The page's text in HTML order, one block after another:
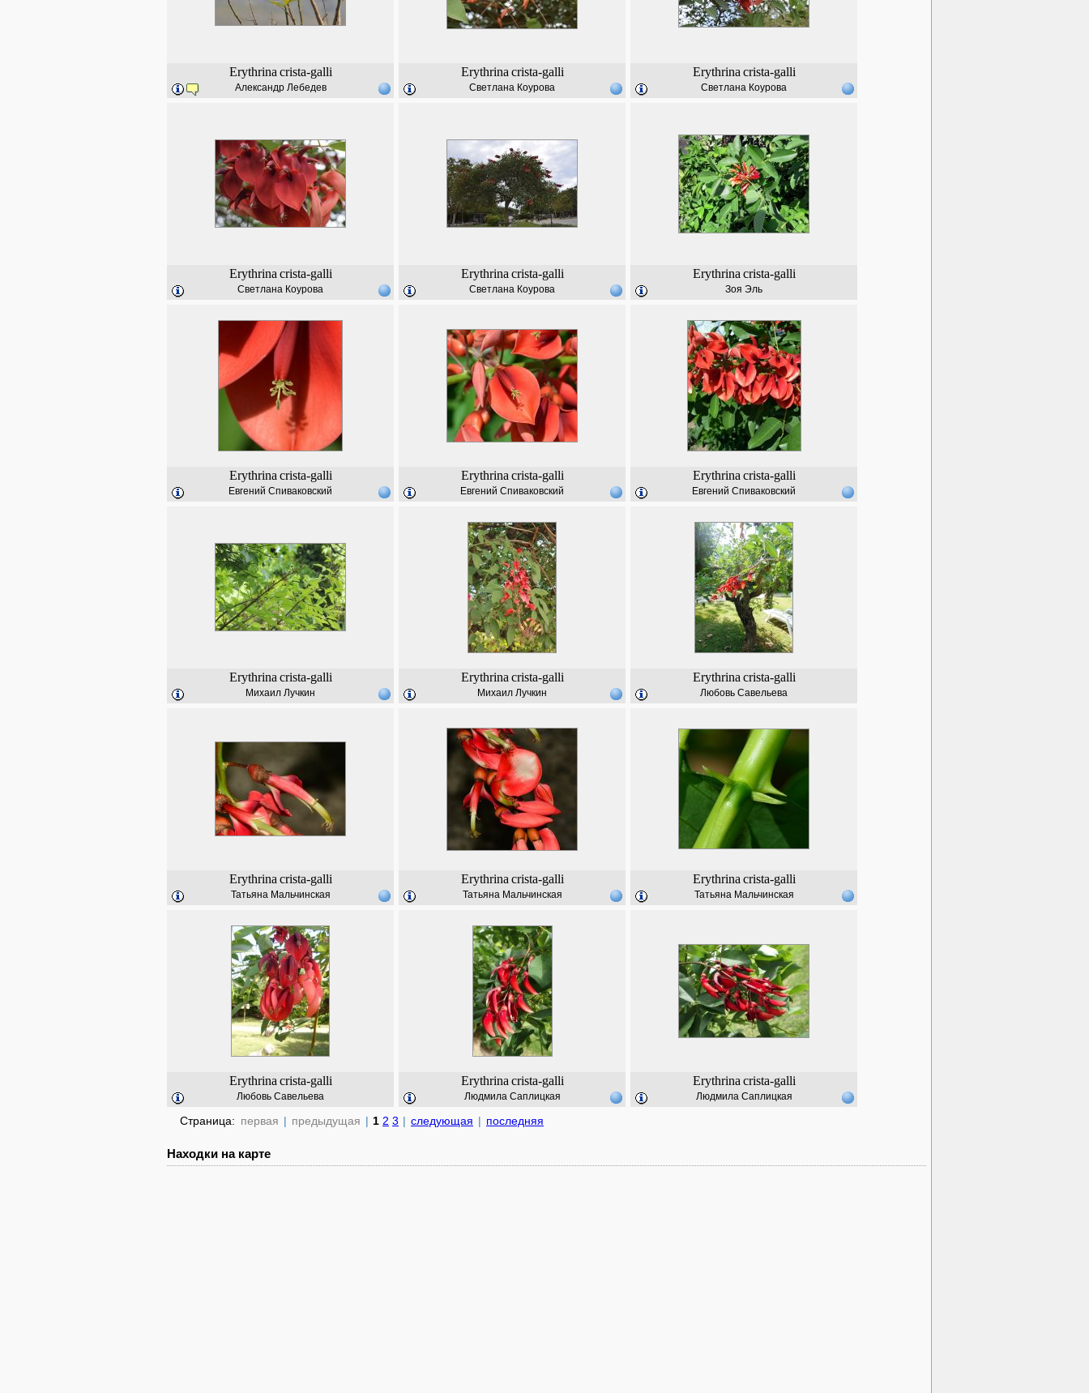
Erythrina crista-galli
Александр Лебедев
Erythrina crista-galli
Светлана Коурова
Erythrina crista-galli
Светлана Коурова
Erythrina crista-galli
Светлана Коурова
Erythrina crista-galli
Светлана Коурова
Erythrina crista-galli
Зоя Эль
Erythrina crista-galli
Евгений Спиваковский
Erythrina crista-galli
Евгений Спиваковский
Erythrina crista-galli
Евгений Спиваковский
Erythrina crista-galli
Михаил Лучкин
Erythrina crista-galli
Михаил Лучкин
Erythrina crista-galli
Любовь Савельева
Erythrina crista-galli
Татьяна Мальчинская
Erythrina crista-galli
Татьяна Мальчинская
Erythrina crista-galli
Татьяна Мальчинская
Erythrina crista-galli
Любовь Савельева
Erythrina crista-galli
Людмила Саплицкая
Erythrina crista-galli
Людмила Саплицкая
Страница: первая | предыдущая | 1 2 3 | следующая | последняя
Находки на карте